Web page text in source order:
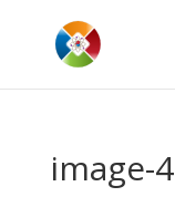
image-4